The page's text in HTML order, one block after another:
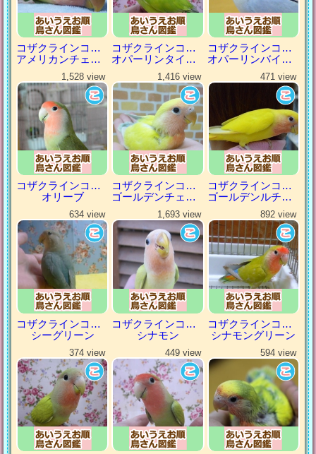
コザクラインコ（小桜インコ）
アメリカンチェリー
コザクラインコ（小桜インコ）
オパーリンタイガー
コザクラインコ（小桜インコ）
オパーリンバイオレット
1,528 view
コザクラインコ（小桜インコ）
オリーブ
1,416 view
コザクラインコ（小桜インコ）
ゴールデンチェリー
471 view
コザクラインコ（小桜インコ）
ゴールデンルチノー
634 view
コザクラインコ（小桜インコ）
シーグリーン
1,693 view
コザクラインコ（小桜インコ）
シナモン
892 view
コザクラインコ（小桜インコ）
シナモングリーン
374 view 449 view 594 view